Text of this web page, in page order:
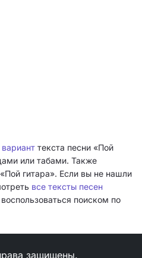
текста песни «Пой
или табами. Также
гитара». Если вы не нашли
все тексты песен
поиском по
защищены.